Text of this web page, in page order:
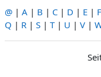
@ | A | B | C | D | E | F
Q | R | S | T| U | V |